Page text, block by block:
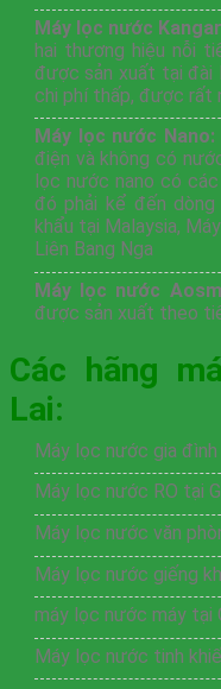
Máy lọc nước
hai thương hiệu nỗi
được sản xuất tại đài
chi phí thấp, được rất
Máy lọc nước Nano:
điện và không có
lọc nước nano có
đó phải kể đến
khẩu tại Malaysia,
Liên Bang Nga
Máy lọc nước
được sản xuất theo
Các hãng
Lai:
Máy lọc nước gia đình
Máy lọc nước RO tại
Máy lọc nước văn
Máy lọc nước giếng
máy lọc nước máy tại
Máy lọc nước tinh